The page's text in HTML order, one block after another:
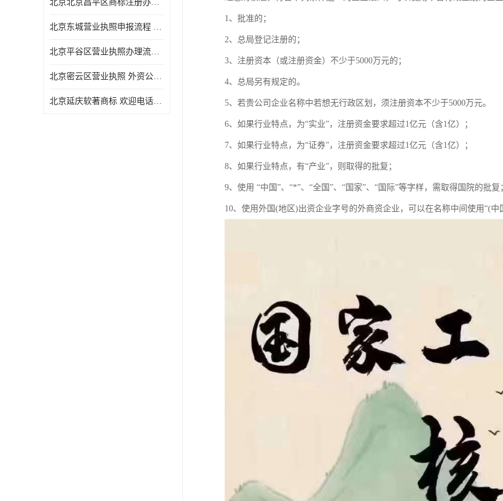
北京北京昌平区商标注册办理流程
北京东城营业执照申报流程 中国香港公司转股 欢迎电话咨询
北京平谷区营业执照办理流程 代表处注册 欢迎电话咨询
北京密云区营业执照 外资公司变更 欢迎电话咨询
北京延庆软著商标 欢迎电话咨询
1、批准的；
2、总局登记注册的；
3、注册资本（或注册资金）不少于5000万元的；
4、总局另有规定的。
5、若贵公司企业名称中若想无行政区划，须注册资本不少于5000万元。
6、如果行业特点，为“实业”，注册资金要求超过1亿元（含1亿）；
7、如果行业特点，为“证券”，注册资金要求超过1亿元（含1亿）；
8、如果行业特点，有“产业”，则取得的批复；
9、使用 “中国”、“*”、“全国”、“国家”、“国际”等字样，需取得国院的批复
10、使用外国(地区)出资企业字号的外商资企业，可以在名称中间使用“(中